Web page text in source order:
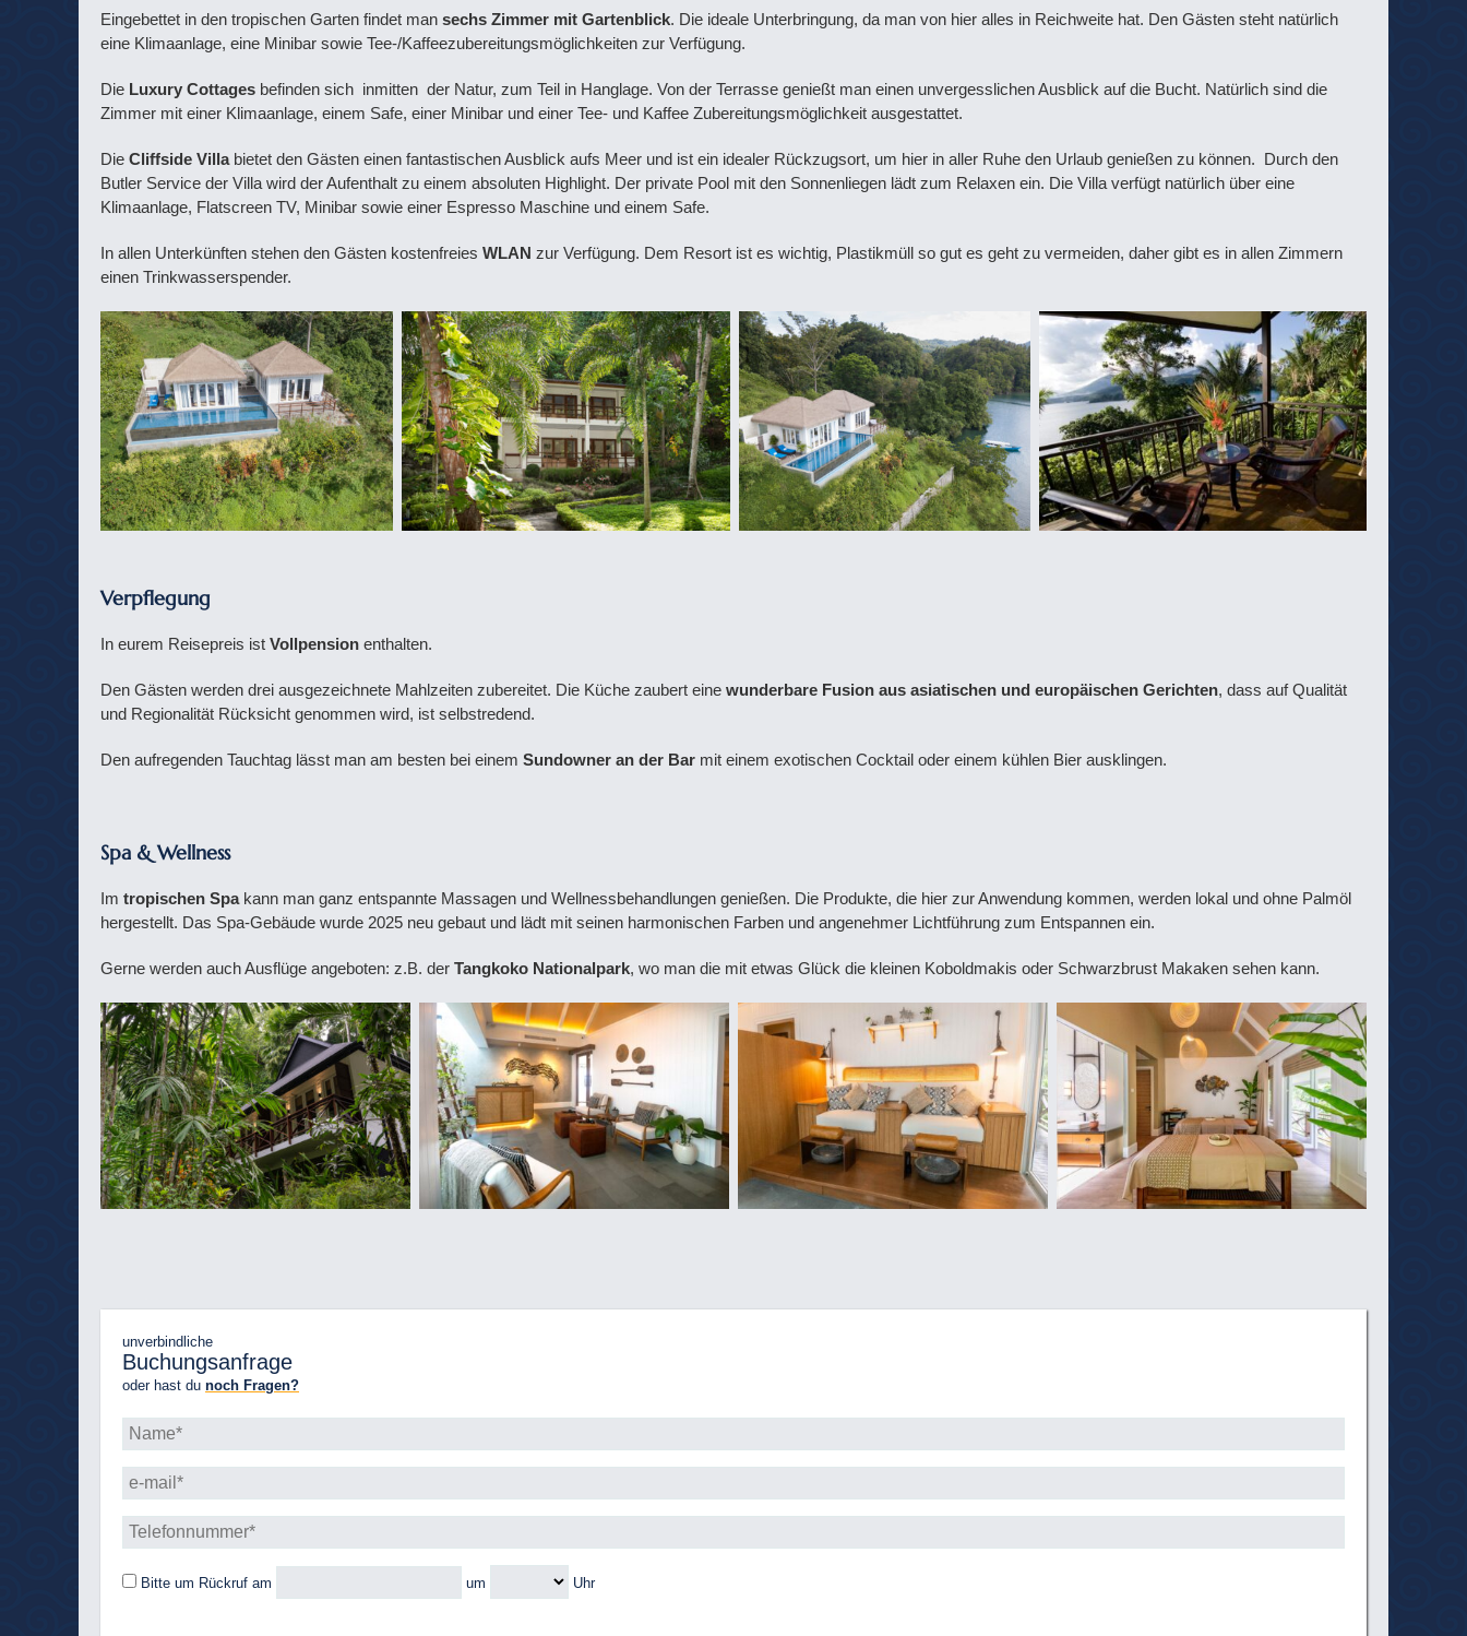
Eingebettet in den tropischen Garten findet man sechs Zimmer mit Gartenblick. Die ideale Unterbringung, da man von hier alles in Reichweite hat. Den Gästen steht natürlich
eine Klimaanlage, eine Minibar sowie Tee-/Kaffeezubereitungsmöglichkeiten zur Verfügung.
Die Luxury Cottages befinden sich inmitten der Natur, zum Teil in Hanglage. Von der Terrasse genießt man einen unvergesslichen Ausblick auf die Bucht. Natürlich sind die
Zimmer mit einer Klimaanlage, einem Safe, einer Minibar und einer Tee- und Kaffee Zubereitungsmöglichkeit ausgestattet.
Die Cliffside Villabietet den Gästen einen fantastischen Ausblick aufs Meer und ist ein idealer Rückzugsort, um hier in aller Ruhe den Urlaub genießen zu können. Durch den
Butler Service der Villa wird der Aufenthalt zu einem absoluten Highlight. Der private Pool mit den Sonnenliegen lädt zum Relaxen ein. Die Villa verfügt natürlich über eine
Klimaanlage, Flatscreen TV, Minibar sowie einer Espresso Maschine und einem Safe.
In allen Unterkünften stehen den Gästen kostenfreies WLAN zur Verfügung. Dem Resort ist es wichtig, Plastikmüll so gut es geht zu vermeiden, daher gibt es in allen Zimmern
einen Trinkwasserspender.
Verpflegung
In eurem Reisepreis ist Vollpension enthalten.
Den Gästen werden drei ausgezeichnete Mahlzeiten zubereitet. Die Küche zaubert eine wunderbare Fusion aus asiatischen und europäischen Gerichten, dass auf Qualität
und Regionalität Rücksicht genommen wird, ist selbstredend.
Den aufregenden Tauchtag lässt man am besten bei einem Sundowner an der Bar mit einem exotischen Cocktail oder einem kühlen Bier ausklingen.
Spa & Wellness
Im tropischen Spakann man ganz entspannte Massagen und Wellnessbehandlungen genießen. Die Produkte, die hier zur Anwendung kommen, werden lokal und ohne Palmöl
hergestellt. Das Spa-Gebäude wurde 2025 neu gebaut und lädt mit seinen harmonischen Farben und angenehmer Lichtführung zum Entspannen ein.
Gerne werden auch Ausflüge angeboten: z.B. der Tangkoko Nationalpark, wo man die mit etwas Glück die kleinen Koboldmakis oder Schwarzbrust Makaken sehen kann.
unverbindliche
Buchungsanfrage
oder hast du noch Fragen?
Bitte um Rückruf am um Uhr